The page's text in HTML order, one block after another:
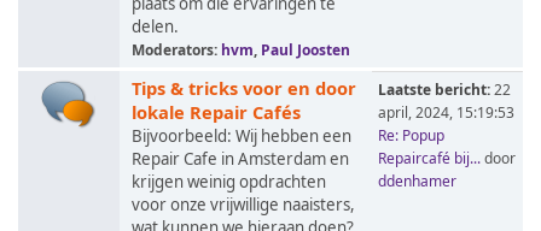
delen.
Moderators: hvm, Paul Joosten
Tips & tricks voor en door
lokale Repair Cafés
Bijvoorbeeld: Wij hebben een
Repair Cafe in Amsterdam en
krijgen weinig opdrachten
voor onze vrijwillige naaisters,
Laatste bericht:22
april, 2024, 15:19:53
Re: Popup
Repaircafé bij...door
ddenhamer